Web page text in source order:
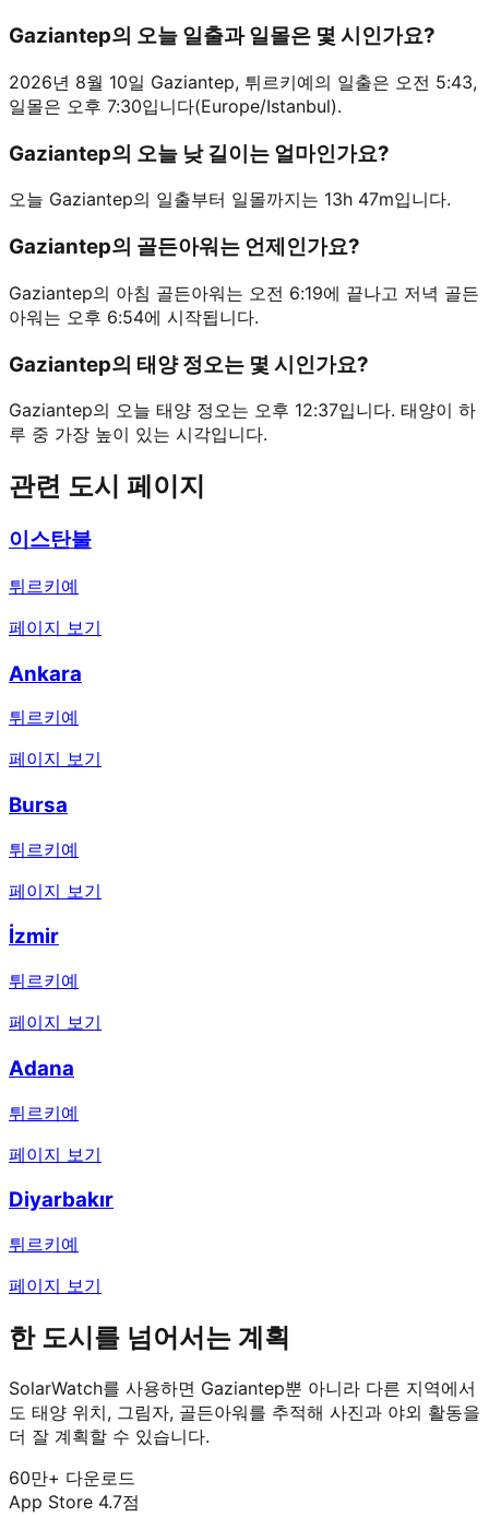
Gaziantep의 오늘 일출과 일몰은 몇 시인가요?
2026년 8월 10일 Gaziantep, 튀르키예의 일출은 오전 5:43,
일몰은 오후 7:30입니다(Europe/Istanbul).
Gaziantep의 오늘 낮 길이는 얼마인가요?
오늘 Gaziantep의 일출부터 일몰까지는 13h 47m입니다.
Gaziantep의 골든아워는 언제인가요?
Gaziantep의 아침 골든아워는 오전 6:19에 끝나고 저녁 골든
아워는 오후 6:54에 시작됩니다.
Gaziantep의 태양 정오는 몇 시인가요?
Gaziantep의 오늘 태양 정오는 오후 12:37입니다. 태양이 하
루 중 가장 높이 있는 시각입니다.
관련 도시 페이지
이스탄불
튀르키예
페이지 보기
Ankara
튀르키예
페이지 보기
Bursa
튀르키예
페이지 보기
İzmir
튀르키예
페이지 보기
Adana
튀르키예
페이지 보기
Diyarbakır
튀르키예
페이지 보기
한 도시를 넘어서는 계획
SolarWatch를 사용하면 Gaziantep뿐 아니라 다른 지역에서
도 태양 위치, 그림자, 골든아워를 추적해 사진과 야외 활동을
더 잘 계획할 수 있습니다.
60만+ 다운로드
App Store 4.7점